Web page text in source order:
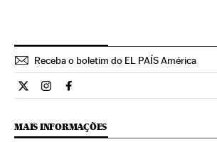
Receba o boletim do EL PAÍS América
Internacional El País Brasil en Twitter
Internacional El País Brasil en
Internacional El País Brasil en
MAIS INFORMAÇÕES